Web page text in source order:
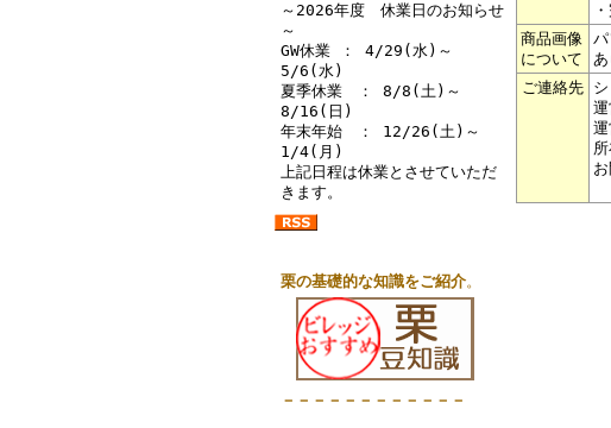
～2026年度 休業日のお知らせ
～
GW休業 ： 4/29(水)～
5/6(水)
夏季休業 ： 8/8(土)～
8/16(日)
年末年始 ： 12/26(土)～
1/4(月)
上記日程は休業とさせていただ
きます。
栗の基礎的な知識をご紹介。
－－－－－－－－－－－－
商品画像
について
あ
ご連絡先